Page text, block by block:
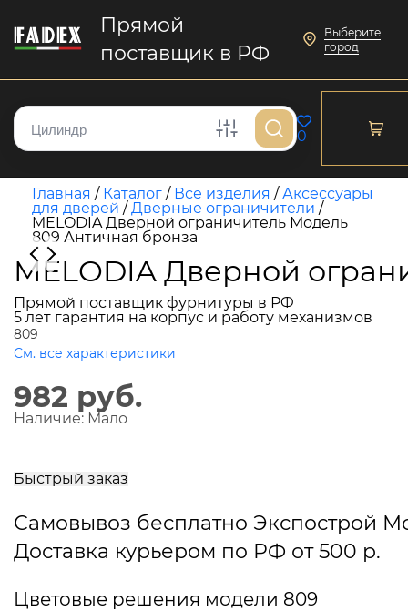
Прямой
поставщик в РФ
Выберите
город
0
Главная / Каталог / Все изделия /Аксессуары
для дверей /Дверные ограничители /
MELODIA Дверной ограничитель Модель
809 Античная бронза
MELODIA Дверной
Прямой поставщик фурнитуры в РФ
5 лет гарантия на корпус и работу механизмов
809
См. все характеристики
982 руб.
Наличие: Мало
Быстрый заказ
Самовывоз бесплатно Экспострой
Доставка курьером по РФ от 500 р.
Цветовые решения модели 809